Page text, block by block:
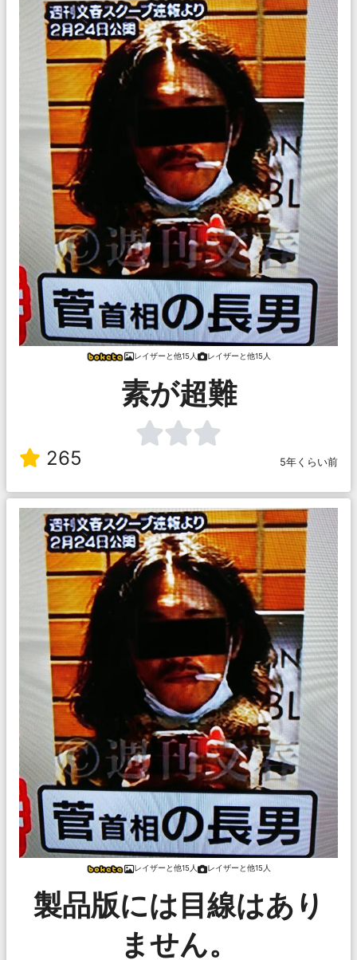
レイザーと他15人 レイザーと他15人
素が超難
265 5年くらい前
レイザーと他15人 レイザーと他15人
製品版には目線はあり
ません。